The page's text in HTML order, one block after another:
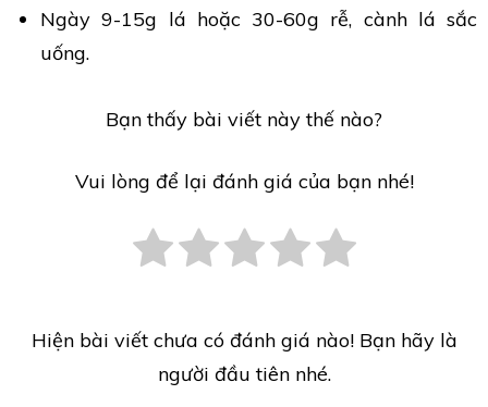
Ngày 9-15g lá hoặc 30-60g rễ, cành lá sắc
uống.
Bạn thấy bài viết này thế nào?
Vui lòng để lại đánh giá của bạn nhé!
Hiện bài viết chưa có đánh giá nào! Bạn hãy là
người đầu tiên nhé.